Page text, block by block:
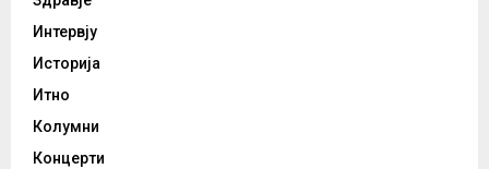
Интервју
Историја
Итно
Колумни
Концерти